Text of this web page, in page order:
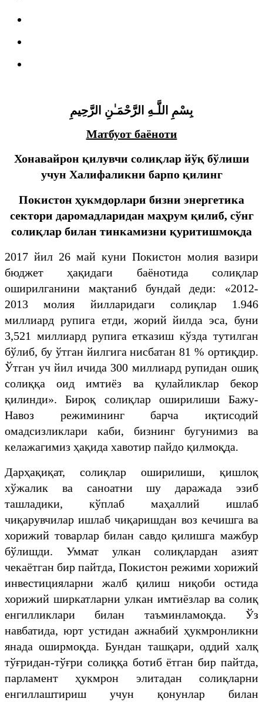
بِسْمِ اللَّـهِ الرَّحْمَـٰنِ الرَّحِيمِ
Матбуот баёноти
Хонавайрон қилувчи солиқлар йўқ бўлиши
учун Халифаликни барпо қилинг
Покистон ҳукмдорлари бизни энергетика
сектори даромадларидан маҳрум қилиб, сўнг
солиқлар билан тинкамизни қуритишмоқда
2017 йил 26 май куни Покистон молия вазири
бюджет ҳақидаги баёнотида солиқлар
оширилганини мақтаниб бундай деди: «2012-
2013 молия йилларидаги солиқлар 1.946
миллиард рупига етди, жорий йилда эса, буни
3,521 миллиард рупига етказиш кўзда тутилган
бўлиб, бу ўтган йилгига нисбатан 81 % ортиқдир.
Ўтган уч йил ичида 300 миллиард рупидан ошиқ
солиққа оид имтиёз ва қулайликлар бекор
қилинди». Бироқ солиқлар оширилиши Бажу-
Навоз режимининг барча иқтисодий
омадсизликлари каби, бизнинг бугунимиз ва
келажагимиз ҳақида хавотир пайдо қилмоқда.
Дарҳақиқат, солиқлар оширилиши, қишлоқ
хўжалик ва саноатни шу даражада эзиб
ташладики, кўплаб маҳаллий ишлаб
чиқарувчилар ишлаб чиқаришдан воз кечишга ва
хорижий товарлар билан савдо қилишга мажбур
бўлишди. Уммат улкан солиқлардан азият
чекаётган бир пайтда, Покистон режими хорижий
инвестицияларни жалб қилиш ниқоби остида
хорижий ширкатларни улкан имтиёзлар ва солиқ
енгилликлари билан таъминламоқда. Ўз
навбатида, юрт устидан ажнабий ҳукмронликни
янада оширмоқда. Бундан ташқари, оддий халқ
тўғридан-тўғри солиққа ботиб ётган бир пайтда,
парламент ҳукмрон элитадан солиқларни
енгиллаштириш учун қонунлар билан